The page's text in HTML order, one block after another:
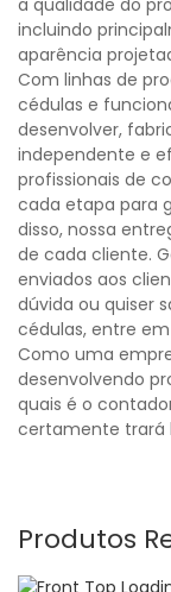
a qualidade do
incluindo
aparência
Com linhas de
cédulas e
desenvolver,
independente e
profissionais de
cada etapa para
disso, nossa
de cada cliente.
enviados aos
dúvida ou quiser
cédulas, entre
Como uma
desenvolvendo
quais é o
certamente trará
Produtos